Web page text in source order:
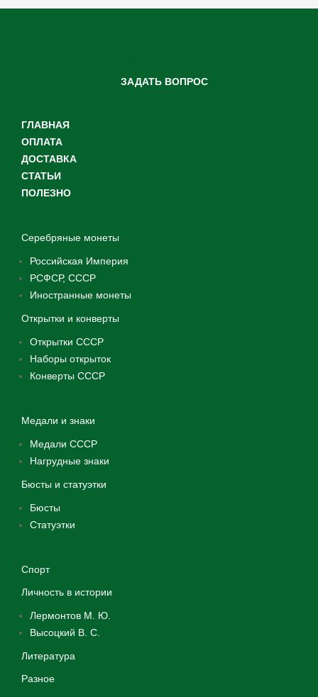
ЗАДАТЬ ВОПРОС
ГЛАВНАЯ
ОПЛАТА
ДОСТАВКА
СТАТЬИ
ПОЛЕЗНО
Серебряные монеты
Российская Империя
РСФСР, СССР
Иностранные монеты
Открытки и конверты
Открытки СССР
Наборы открыток
Конверты СССР
Медали и знаки
Медали СССР
Нагрудные знаки
Бюсты и статуэтки
Бюсты
Статуэтки
Спорт
Личность в истории
Лермонтов М. Ю.
Высоцкий В. С.
Литература
Разное